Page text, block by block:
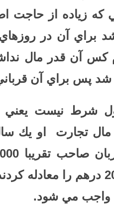
كه زياده از
آن در روزهاي
آن قدر مال
پس براي آن
شرط نيست
، مال تجارت او يك
امسال 1405 همان 200 درهم
واجب مي شود.